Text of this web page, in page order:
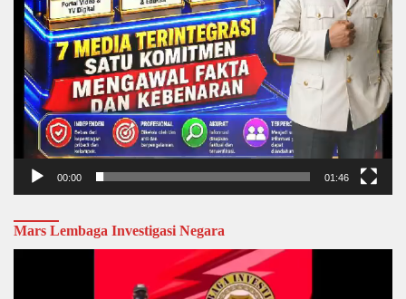
00:00 01:46
Mars Lembaga Investigasi Negara